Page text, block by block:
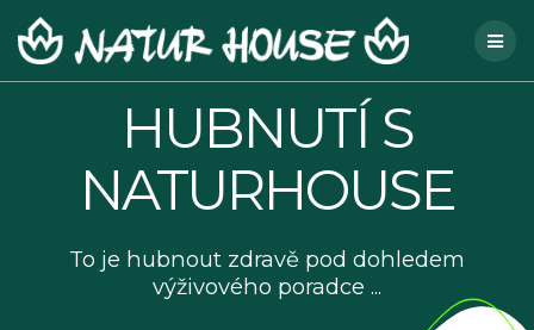
to
content
HUBNUTÍ S
NATURHOUSE
To je hubnout zdravě pod dohledem
výživového poradce ...